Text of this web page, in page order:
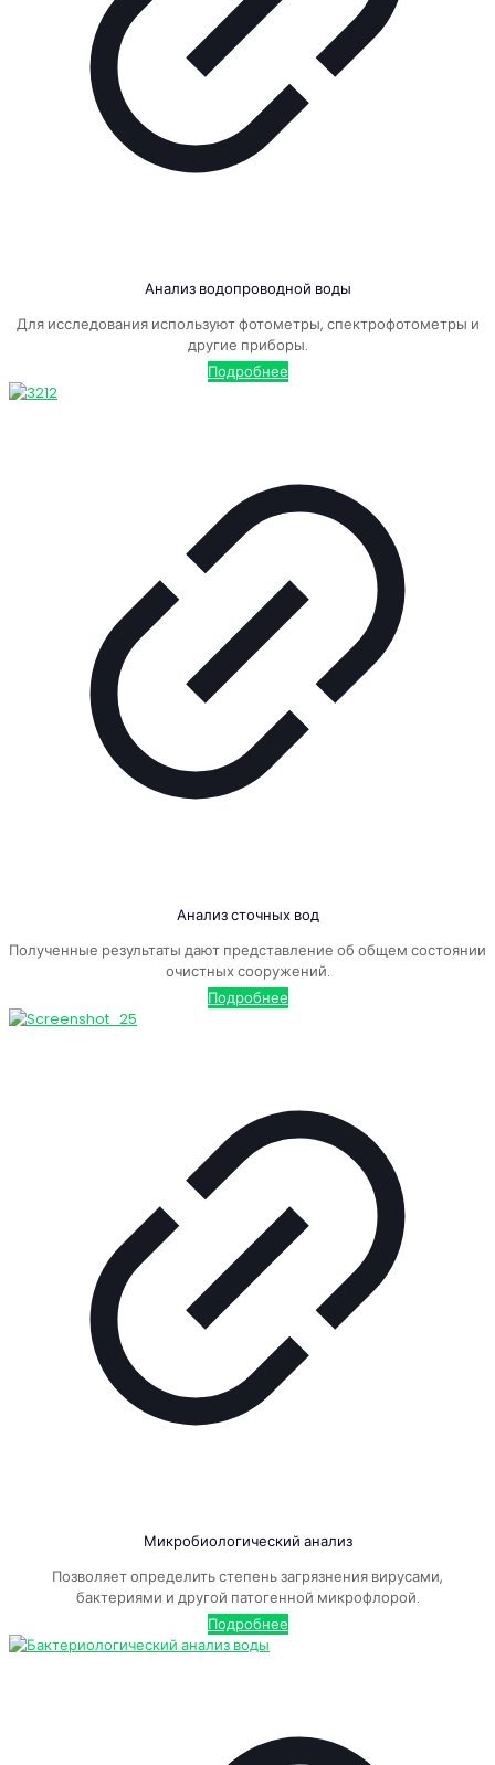
Анализ водопроводной воды
Для исследования используют фотометры, спектрофотометры и
другие приборы.
Подробнее
Анализ сточных вод
Полученные результаты дают представление об общем состоянии
очистных сооружений.
Подробнее
Микробиологический анализ
Позволяет определить степень загрязнения вирусами,
бактериями и другой патогенной микрофлорой.
Подробнее